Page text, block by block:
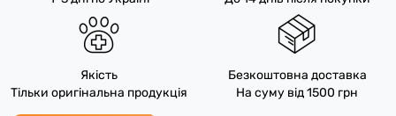
Якість
Тільки оригінальна продукція
Безкоштовна доставка
На суму від 1500 грн